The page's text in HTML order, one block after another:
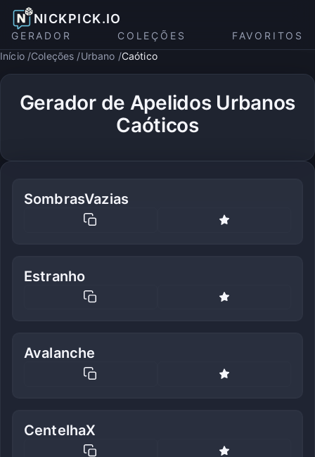
NICKPICK.IO
GERADOR COLEÇÕES
FAVORITOS
Início Coleções Urbano Caótico
Gerador de Apelidos Urbanos
Caóticos
SombrasVazias
Estranho
Avalanche
CentelhaX